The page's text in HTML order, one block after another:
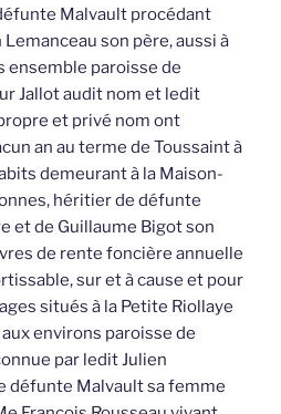
Malvault procédant
son père, aussi à
ensemble paroisse de
Jallot audit nom et ledit
et privé nom ont
an au terme de Toussaint à
demeurant à la Maison-
héritier de défunte
et de Guillaume Bigot son
de rente foncière annuelle
sur et à cause et pour
situés à la Petite Riollaye
environs paroisse de
par ledit Julien
défunte Malvault sa femme